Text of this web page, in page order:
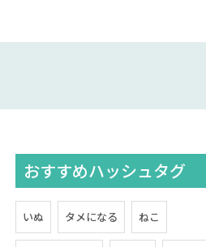
食品
贈る音声プログラム
のが一目でわかるランキング
おすすめハッシュタグ
いぬ タメになる ねこ